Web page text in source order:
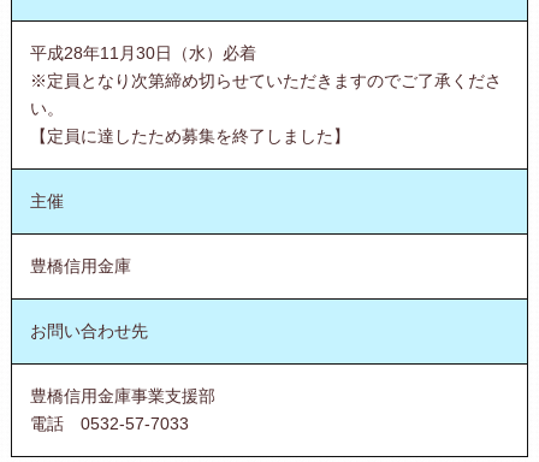
平成28年11月30日（水）必着
※定員となり次第締め切らせていただきますのでご了承くださ
い。
【定員に達したため募集を終了しました】
主催
豊橋信用金庫
お問い合わせ先
豊橋信用金庫事業支援部
電話 0532-57-7033